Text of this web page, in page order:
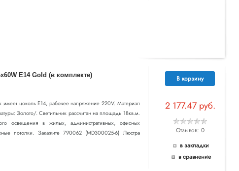
E14 Gold (в комплекте) В корзину
2 177.47 руб.
Отзывов: 0
в закладки
в сравнение
имеет цоколь E14, рабочее напряжение 220V. Материал
Золото/. Светильник рассчитан на площадь 18кв.м.
освещения в жилых, административных, офисных
потолки. Закажите 790062 (MD300025-6) Люстра